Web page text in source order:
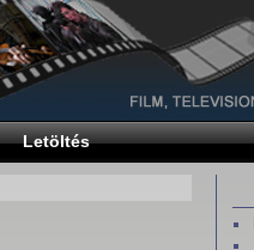
Letöltés